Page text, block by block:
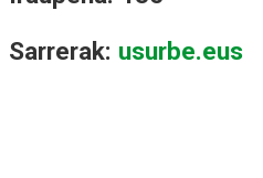
Sarrerak: usurbe.eus